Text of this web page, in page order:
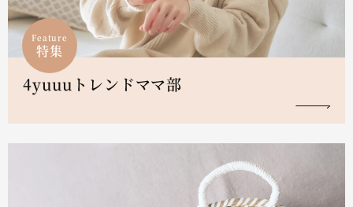
Feature
特集
4yuuuトレンドママ部